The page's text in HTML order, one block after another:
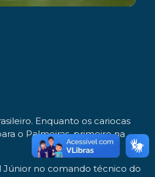
Enquanto os cariocas
o Palmeiras, primeiro na
Júnior no comando técnico do